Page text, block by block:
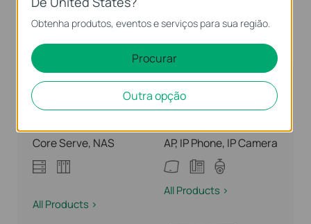
Learn More >
Switch
Full 10G Fiber
Core Serve, NAS
All Products >
PoE Switch with
AP, IP Phone, IP Camera
All Products >
Obtenha produtos, eventos e serviços para sua região.
Procurar
Outra opção